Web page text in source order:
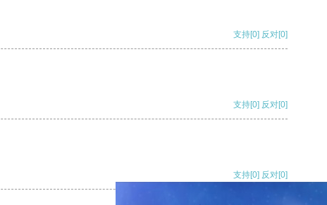
支持[0] 反对[0]
支持[0] 反对[0]
支持[0] 反对[0]